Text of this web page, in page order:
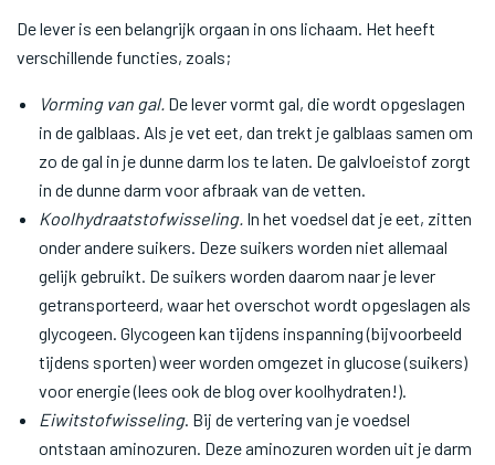
De lever is een belangrijk orgaan in ons lichaam. Het heeft
verschillende functies, zoals;
Vorming van gal. De lever vormt gal, die wordt opgeslagen
in de galblaas. Als je vet eet, dan trekt je galblaas samen om
zo de gal in je dunne darm los te laten. De galvloeistof zorgt
in de dunne darm voor afbraak van de vetten.
Koolhydraatstofwisseling. In het voedsel dat je eet, zitten
onder andere suikers. Deze suikers worden niet allemaal
gelijk gebruikt. De suikers worden daarom naar je lever
getransporteerd, waar het overschot wordt opgeslagen als
glycogeen. Glycogeen kan tijdens inspanning (bijvoorbeeld
tijdens sporten) weer worden omgezet in glucose (suikers)
voor energie (lees ook de blog over koolhydraten!).
Eiwitstofwisseling. Bij de vertering van je voedsel
ontstaan aminozuren. Deze aminozuren worden uit je darm